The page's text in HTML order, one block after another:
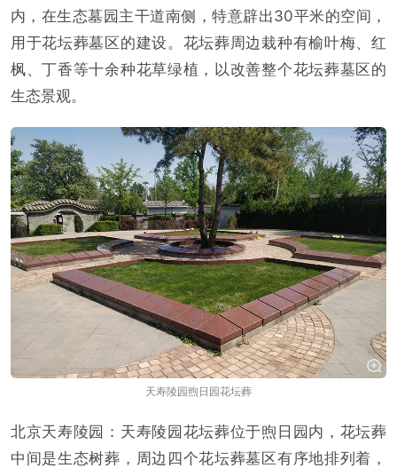
内，在生态墓园主干道南侧，特意辟出30平米的空间，
用于花坛葬墓区的建设。花坛葬周边栽种有榆叶梅、红
枫、丁香等十余种花草绿植，以改善整个花坛葬墓区的
生态景观。
天寿陵园煦日园花坛葬
北京天寿陵园：天寿陵园花坛葬位于煦日园内，花坛葬
中间是生态树葬，周边四个花坛葬墓区有序地排列着，